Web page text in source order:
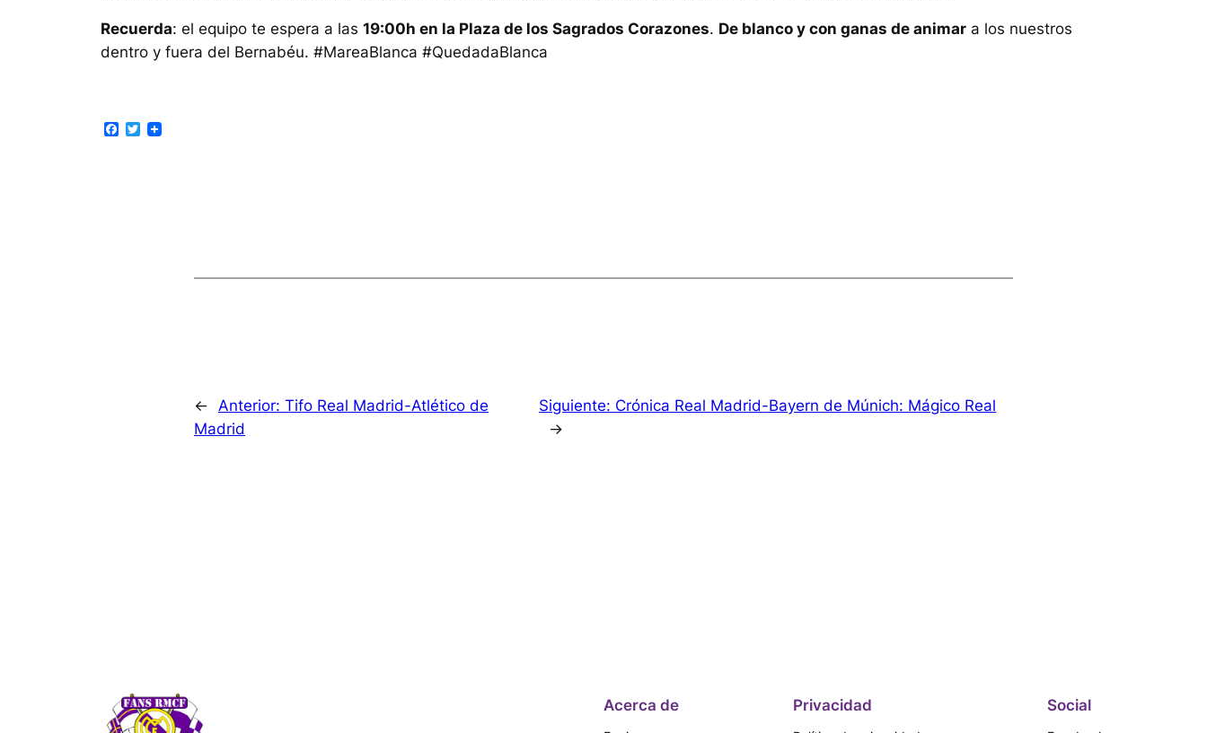
Recuerda: el equipo te espera a las 19:00h en la Plaza de los Sagrados Corazones. De blanco y con ganas de animar a los nuestros
dentro y fuera del Bernabéu. #MareaBlanca #QuedadaBlanca
Facebook
Twitter
← Anterior: Tifo Real Madrid-Atlético de
Madrid
Siguiente: Crónica Real Madrid-Bayern de Múnich: Mágico Real
→
Acerca de Privacidad Social